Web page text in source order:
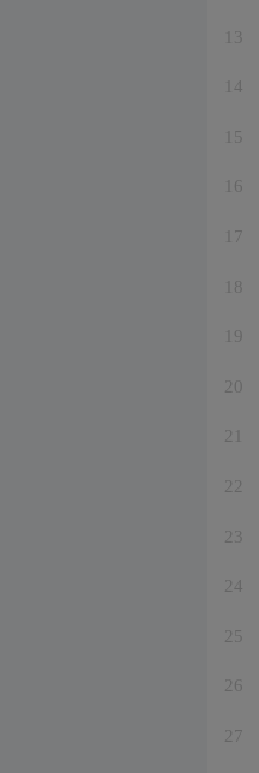
13
14
15
16
17
18
19
20
21
22
23
24
25
26
27